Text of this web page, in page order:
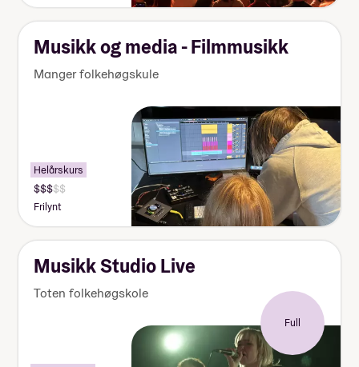
Musikk og media - Filmmusikk
Manger folkehøgskule
Helårskurs
Frilynt
Musikk Studio Live
Toten folkehøgskole
Full